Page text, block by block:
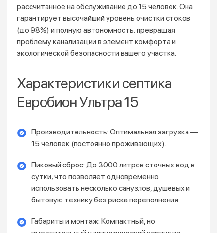
рассчитанное на обслуживание до 15 человек. Она
гарантирует высочайший уровень очистки стоков
(до 98%) и полную автономность, превращая
проблему канализации в элемент комфорта и
экологической безопасности вашего участка.
Характеристики септика
Евробион Ультра 15
Производительность: Оптимальная загрузка —
15 человек (постоянно проживающих).
Пиковый сброс: До 3000 литров сточных вод в
сутки, что позволяет одновременно
использовать несколько санузлов, душевых и
бытовую технику без риска переполнения.
Габариты и монтаж: Компактный, но